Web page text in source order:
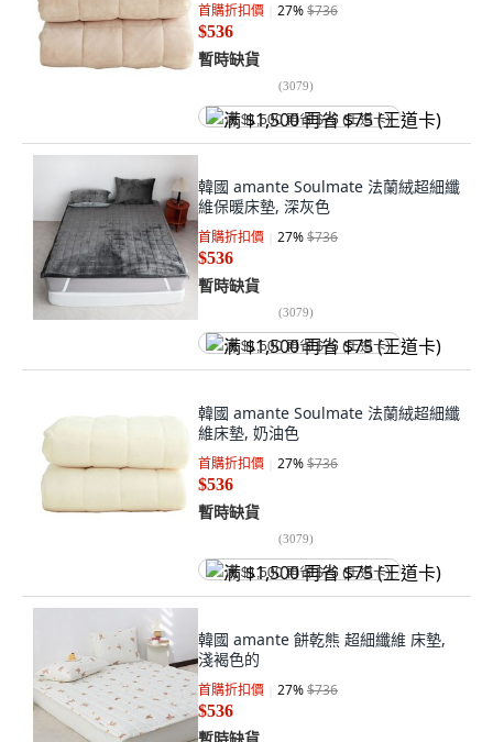
首購折扣價 27%$736
$536
暫時缺貨
(3079)
满 $1,500 再省 $75 (王道卡)
韓國 amante Soulmate 法蘭絨超細纖
維保暖床墊, 深灰色
首購折扣價 27%$736
$536
暫時缺貨
(3079)
满 $1,500 再省 $75 (王道卡)
韓國 amante Soulmate 法蘭絨超細纖
維床墊, 奶油色
首購折扣價 27%$736
$536
暫時缺貨
(3079)
满 $1,500 再省 $75 (王道卡)
韓國 amante 餅乾熊 超細纖維 床墊,
淺褐色的
首購折扣價 27%$736
$536